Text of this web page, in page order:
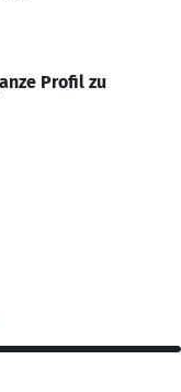
Profil zu